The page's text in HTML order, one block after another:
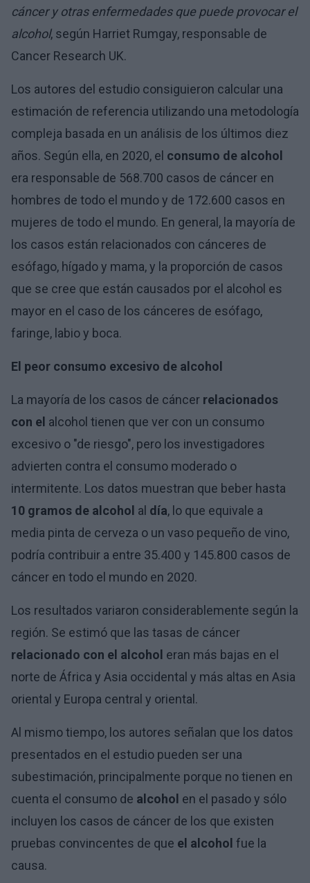
cáncer y otras enfermedades que puede provocar el
alcohol, según Harriet Rumgay, responsable de
Cancer Research UK.
Los autores del estudio consiguieron calcular una
estimación de referencia utilizando una metodología
compleja basada en un análisis de los últimos diez
años. Según ella, en 2020, el consumo de alcohol
era responsable de 568.700 casos de cáncer en
hombres de todo el mundo y de 172.600 casos en
mujeres de todo el mundo. En general, la mayoría de
los casos están relacionados con cánceres de
esófago, hígado y mama, y la proporción de casos
que se cree que están causados por el alcohol es
mayor en el caso de los cánceres de esófago,
faringe, labio y boca.
El peor consumo excesivo de alcohol
La mayoría de los casos de cáncer relacionados
con el alcohol tienen que ver con un consumo
excesivo o "de riesgo", pero los investigadores
advierten contra el consumo moderado o
intermitente. Los datos muestran que beber hasta
10 gramos de alcohol al día, lo que equivale a
media pinta de cerveza o un vaso pequeño de vino,
podría contribuir a entre 35.400 y 145.800 casos de
cáncer en todo el mundo en 2020.
Los resultados variaron considerablemente según la
región. Se estimó que las tasas de cáncer
relacionado con el alcohol eran más bajas en el
norte de África y Asia occidental y más altas en Asia
oriental y Europa central y oriental.
Al mismo tiempo, los autores señalan que los datos
presentados en el estudio pueden ser una
subestimación, principalmente porque no tienen en
cuenta el consumo de alcohol en el pasado y sólo
incluyen los casos de cáncer de los que existen
pruebas convincentes de que el alcohol fue la
causa.